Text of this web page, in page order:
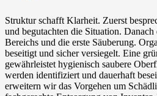
Struktur schafft Klarheit. Zuerst
und begutachten die Situation.
Bereichs und die erste Säuberung.
beseitigt und sicher versiegelt. Eine
gewährleistet hygienisch saubere
werden identifiziert und dauerhaft
erweitern wir das Vorgehen um